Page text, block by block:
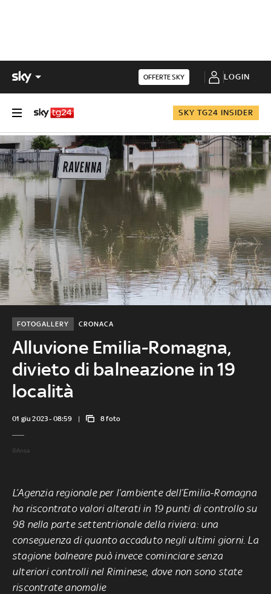
OFFERTE SKY LOGIN
SKY TG24 INSIDER
Alluvione Emilia-Romagna,
divieto di balneazione in 19
località
CRONACA
FOTOGALLERY
01 giu 2023 - 08:59 8 foto
©Ansa
L’Agenzia regionale per l’ambiente dell’Emilia-Romagna
ha riscontrato valori alterati in 19 punti di controllo su
98 nella parte settentrionale della riviera: una
conseguenza di quanto accaduto negli ultimi giorni. La
stagione balneare può invece cominciare senza
ulteriori controlli nel Riminese, dove non sono state
riscontrate anomalie